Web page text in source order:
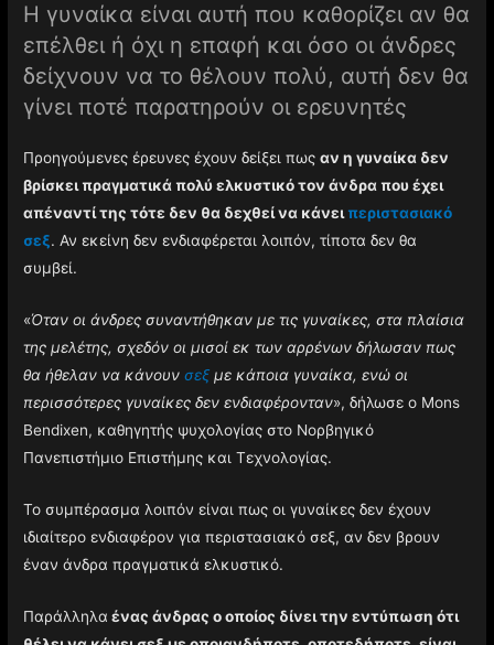
Η γυναίκα είναι αυτή που καθορίζει αν θα
επέλθει ή όχι η επαφή και όσο οι άνδρες
δείχνουν να το θέλουν πολύ, αυτή δεν θα
γίνει ποτέ παρατηρούν οι ερευνητές
Προηγούμενες έρευνες έχουν δείξει πωςαν η γυναίκα δεν
βρίσκει πραγματικά πολύ ελκυστικό τον άνδρα που έχει
απέναντί της τότε δεν θα δεχθεί να κάνειπεριστασιακό
σεξ. Αν εκείνη δεν ενδιαφέρεται λοιπόν, τίποτα δεν θα
συμβεί.
«Όταν οι άνδρες συναντήθηκαν με τις γυναίκες, στα πλαίσια
της μελέτης, σχεδόν οι μισοί εκ των αρρένων δήλωσαν πως
θα ήθελαν να κάνουν σεξ με κάποια γυναίκα, ενώ οι
περισσότερες γυναίκες δεν ενδιαφέρονταν», δήλωσε ο Mons
Bendixen, καθηγητής ψυχολογίας στο Νορβηγικό
Πανεπιστήμιο Επιστήμης και Τεχνολογίας.
Το συμπέρασμα λοιπόν είναι πως οι γυναίκες δεν έχουν
ιδιαίτερο ενδιαφέρον για περιστασιακό σεξ, αν δεν βρουν
έναν άνδρα πραγματικά ελκυστικό.
Παράλληλα ένας άνδρας ο οποίος δίνει την εντύπωση ότι